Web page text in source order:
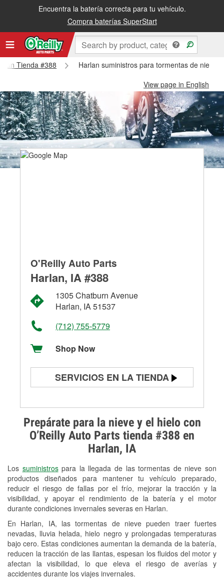
Encuentra la batería correcta para tu vehículo.
Compra baterías SuperStart
Tienda #388
Harlan suministros para tormentas de nieve
View page in English
Prepárate para la nieve y el hielo con
O’Reilly Auto Parts tienda #388 en
Harlan, IA
Los suministrospara la llegada de las tormentas de nieve son
productos diseñados para mantener tu vehículo preparado,
reducir el riesgo de fallas por el frío, mejorar la tracción y la
visibilidad, y apoyar el rendimiento de la batería y el motor
durante condiciones invernales severas en Harlan.
En Harlan, IA, las tormentas de nieve pueden traer fuertes
nevadas, lluvia helada, hielo negro y prolongadas temperaturas
bajo cero. Estas condiciones aumentan la demanda de la batería,
reducen la tracción de las llantas, espesan los fluidos del motor y
afectan la visibilidad, lo que eleva el riesgo de averías y
accidentes durante los viajes invernales.
O'Reilly Auto Parts
Harlan, IA #388
1305 Chatburn Avenue
Harlan, IA 51537
(712) 755-5779
Shop Now
SERVICIOS EN LA TIENDA
Prueba de alternadores y
arrancadores
Revisión de la luz "Check Engine"
Reciclaje de baterías y aceite
Instalación de bombillas de faros
Instalación de limpiaparabrisas
Programa de Préstamo de
Herramientas
Rectificación de tambores y discos de
freno